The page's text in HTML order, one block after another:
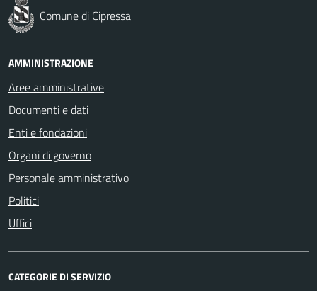
Comune di Cipressa
AMMINISTRAZIONE
Aree amministrative
Documenti e dati
Enti e fondazioni
Organi di governo
Personale amministrativo
Politici
Uffici
CATEGORIE DI SERVIZIO